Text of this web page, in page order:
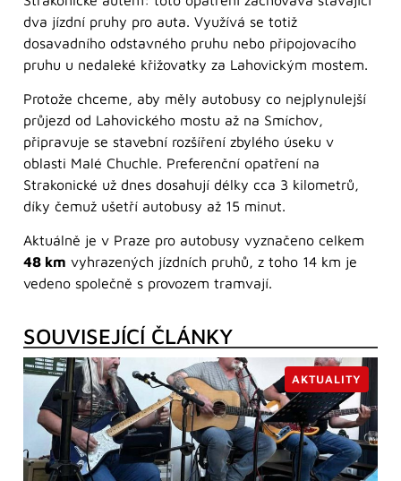
dva jízdní pruhy pro auta. Využívá se totiž
dosavadního odstavného pruhu nebo připojovacího
pruhu u nedaleké křižovatky za Lahovickým mostem.
Protože chceme, aby měly autobusy co nejplynulejší
průjezd od Lahovického mostu až na Smíchov,
připravuje se stavební rozšíření zbylého úseku v
oblasti Malé Chuchle. Preferenční opatření na
Strakonické už dnes dosahují délky cca 3 kilometrů,
díky čemuž ušetří autobusy až 15 minut.
Aktuálně je v Praze pro autobusy vyznačeno celkem
48 km vyhrazených jízdních pruhů, z toho 14 km je
vedeno společně s provozem tramvají.
SOUVISEJÍCÍ ČLÁNKY
AKTUALITY